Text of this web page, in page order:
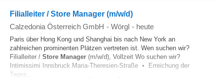
Filialleiter / Store Manager (m/w/d)
Calzedonia Österreich GmbH - Wörgl - heute
Paris über Hong Kong und Shanghai bis nach New York an
zahlreichen prominenten Plätzen vertreten ist. Wen suchen wir?
Filialleiter / Store Manager (m/w/d), Vollzeit Wo suchen wir?
Intimissimi Innsbruck Maria-Theresien-Straße • Erreichung der
Tages...